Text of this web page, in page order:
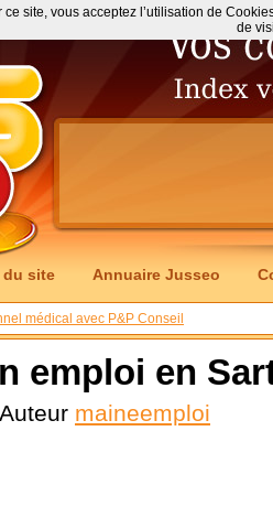
du site Annuaire Jusseo
médical avec P&P Conseil
emploi en
Auteur maineemploi
site, vous acceptez l’utilisation de
de